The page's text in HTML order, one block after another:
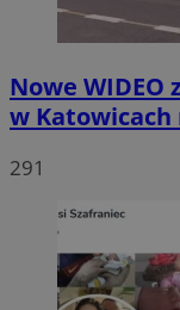
Nowe
w Katowicach
291